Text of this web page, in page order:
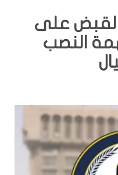
القبض على
النصب